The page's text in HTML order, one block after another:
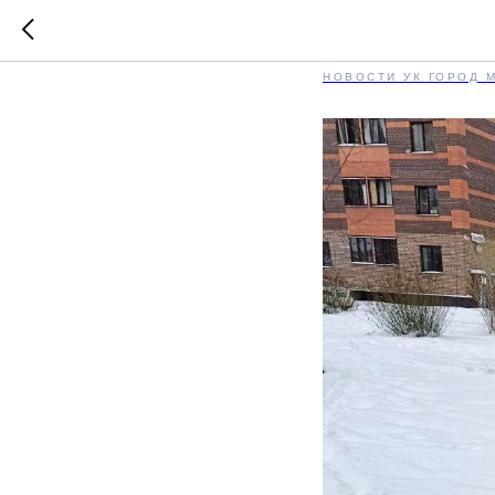
ЖК
НОВОСТИ УК ГОРОД